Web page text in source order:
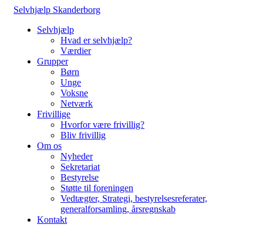
Selvhjælp Skanderborg
Selvhjælp
Hvad er selvhjælp?
Værdier
Grupper
Børn
Unge
Voksne
Netværk
Frivillige
Hvorfor være frivillig?
Bliv frivillig
Om os
Nyheder
Sekretariat
Bestyrelse
Støtte til foreningen
Vedtægter, Strategi, bestyrelsesreferater,
generalforsamling, årsregnskab
Kontakt